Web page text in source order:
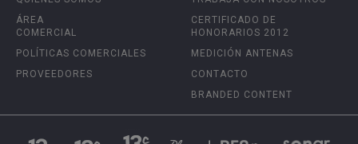
ÁREA
COMERCIAL
POLÍTICAS COMERCIALES
PROVEEDORES
CERTIFICADO DE
HONORARIOS 2012
MEDICIÓN ANTENAS
CONTACTO
BRANDED CONTENT